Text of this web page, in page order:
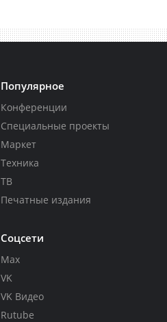
Популярное
Конференции
Специальные проекты
Маркет
Техника
ТВ
Печатные издания
Соцсети
Max
VK
VK Видео
Rutube